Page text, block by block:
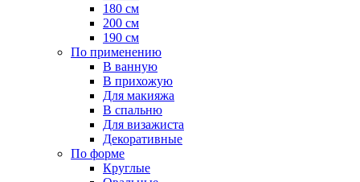
180 см
200 см
190 см
По применению
В ванную
В прихожую
Для макияжа
В спальню
Для визажиста
Декоративные
По форме
Круглые